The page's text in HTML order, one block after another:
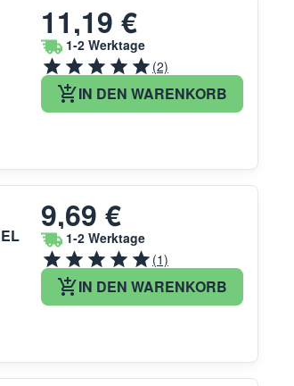
11,19 €
1-2 Werktage
(2)
IN DEN WARENKORB
9,69 €
1-2 Werktage
(1)
IN DEN WARENKORB